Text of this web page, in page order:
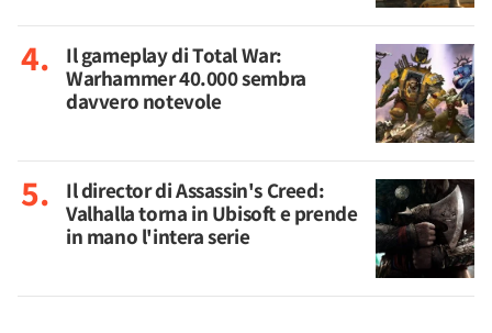
Il gameplay di Total War:
Warhammer 40.000 sembra
davvero notevole
Il director di Assassin's Creed:
Valhalla torna in Ubisoft e prende
in mano l'intera serie